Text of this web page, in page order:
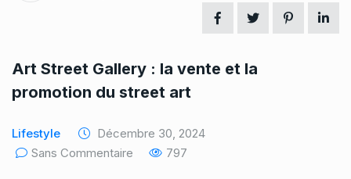
Art Street Gallery : la vente et la
promotion du street art
Lifestyle
Décembre 30, 2024
Sans Commentaire
797